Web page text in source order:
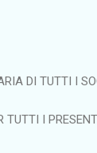
DI TUTTI I
I